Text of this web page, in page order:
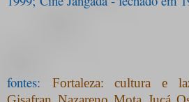
fontes:
Fortaleza: cultura e